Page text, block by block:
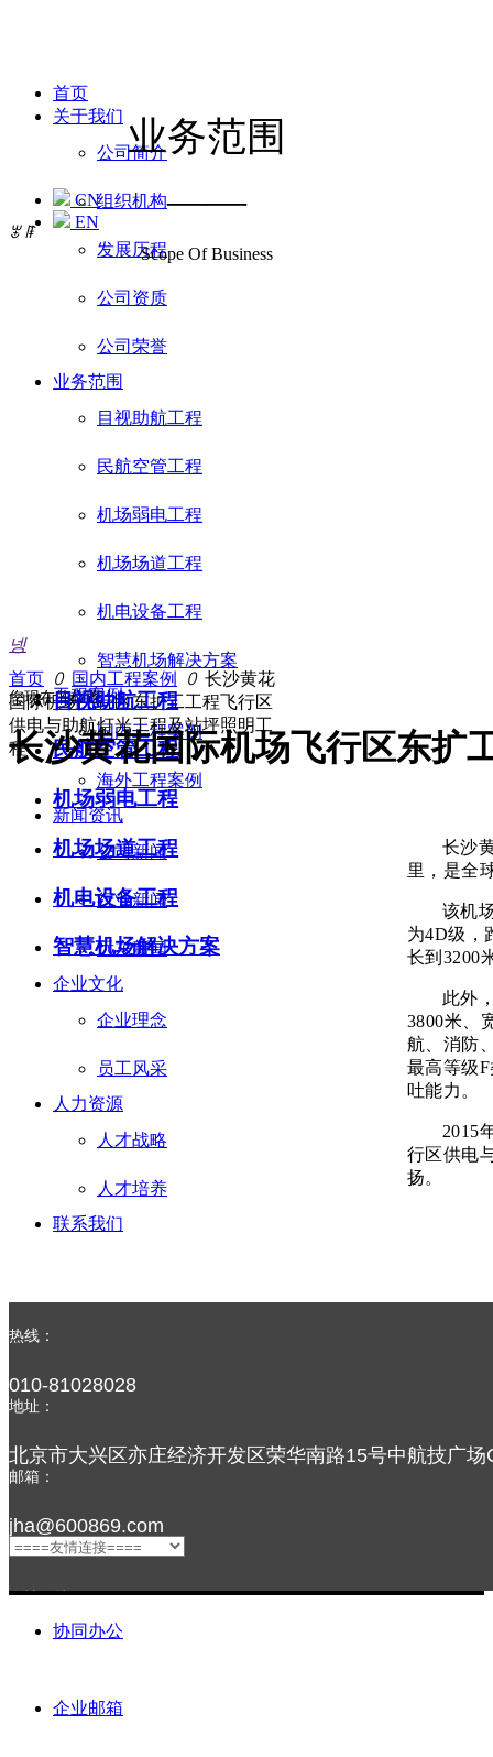
首页
关于我们
公司简介
组织机构
发展历程
公司资质
公司荣誉
业务范围
目视助航工程
民航空管工程
机场弱电工程
机场场道工程
机电设备工程
智慧机场解决方案
工程案例
国内工程案例
海外工程案例
新闻资讯
公司新闻
行业新闻
远东新闻
企业文化
企业理念
员工风采
人力资源
人才战略
人才培养
联系我们
CN
EN
业务范围
——
Scope Of Business
ꂃ ꁹ
넹
您现在的位置：
首页 ꄲ 国内工程案例 ꄲ 长沙黄花
国际机场飞行区东扩工工程飞行区
供电与助航灯光工程及站坪照明工
程
目视助航工程
民航空管工程
机场弱电工程
机场场道工程
机电设备工程
智慧机场解决方案
长沙黄花国际机场飞行区东扩
长沙
里，是全
该机
为4D级，
长到3200
此外
3800米、
航、消防
最高等级
吐能力。
2015
行区供电
扬。
热线：
010-81028028
地址：
北京市大兴区亦庄经济开发区荣华南路15号中航技广场
邮箱：
jha@600869.com
友情链接：
协同办公
企业邮箱